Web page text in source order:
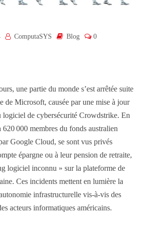
ComputaSYS Blog 0
une partie du monde s’est arrêtée suite
de Microsoft, causée par une mise à jour
logiciel de cybersécurité Crowdstrike. En
620 000 membres du fonds australien
Google Cloud, se sont vus privés
épargne ou à leur pension de retraite,
logiciel inconnu » sur la plateforme de
Ces incidents mettent en lumière la
infrastructurelle vis-à-vis des
acteurs informatiques américains.